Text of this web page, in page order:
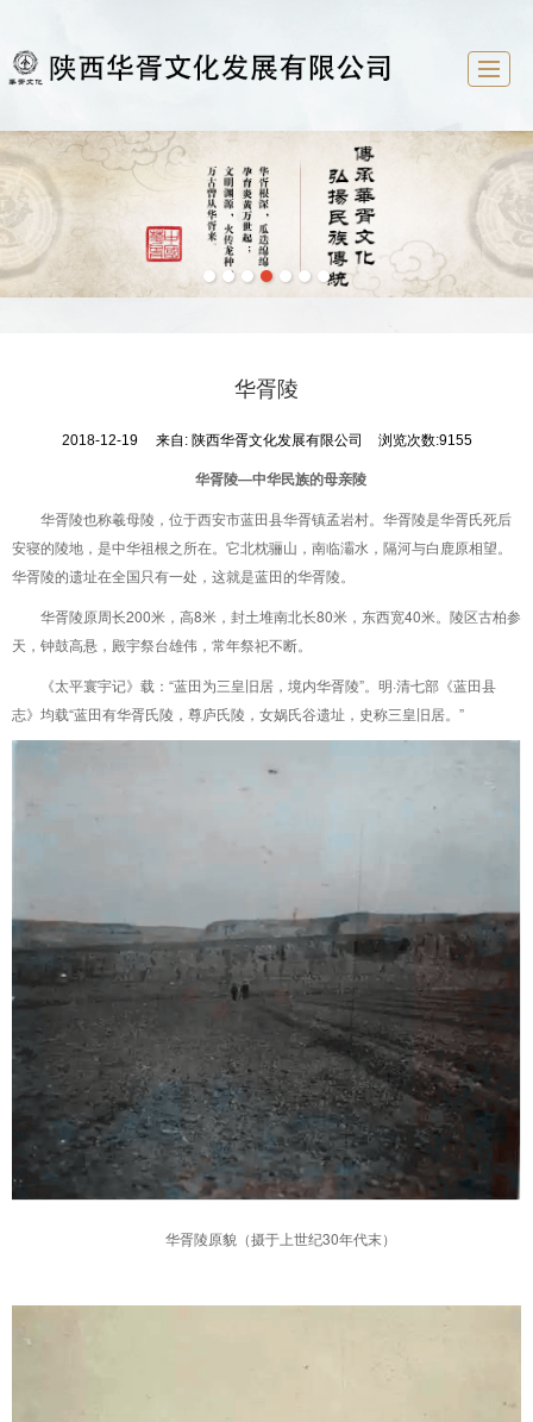
首页 华胥文化企业概况 新闻中心文化研究 祭祖大典 联系我们
华胥陵
2018-12-19 来自: 陕西华胥文化发展有限公司 浏览次数:9155
华胥陵—中华民族的母亲陵
华胥陵也称羲母陵，位于西安市蓝田县华胥镇孟岩村。华胥陵是华胥氏死后
安寝的陵地，是中华祖根之所在。它北枕骊山，南临灞水，隔河与白鹿原相望。
华胥陵的遗址在全国只有一处，这就是蓝田的华胥陵。
华胥陵原周长200米，高8米，封土堆南北长80米，东西宽40米。陵区古柏参
天，钟鼓高悬，殿宇祭台雄伟，常年祭祀不断。
《太平寰宇记》载：“蓝田为三皇旧居，境内华胥陵”。明·清七部《蓝田县
志》均载“蓝田有华胥氏陵，尊庐氏陵，女娲氏谷遗址，史称三皇旧居。”
华胥陵原貌（摄于上世纪30年代末）